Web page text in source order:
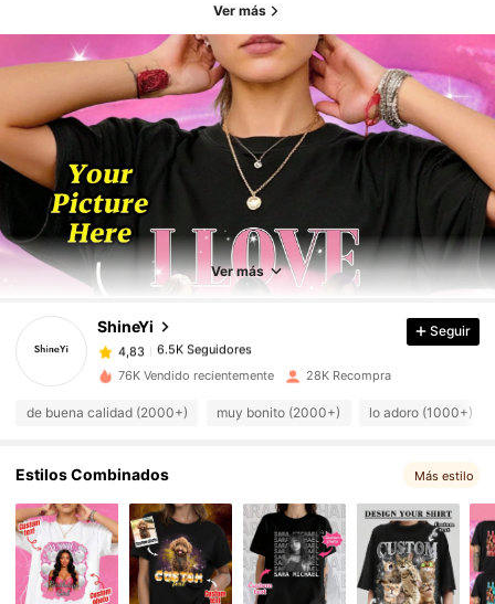
Ver más
Ver más
ShineYi
4,83 6.5K Seguidores
4,83 6.5K Seguidores
4,83
6.5K Seguidores
y***y
pagóHace 1 día
4,83
4,83 6.5K Seguidores
4,83 6.5K Seguidores
Seguir
76K Vendido recientemente 28K Recompra
de buena calidad (2000+) muy bonito (2000+) lo adoro (1000+)
Estilos Combinados Más estilo